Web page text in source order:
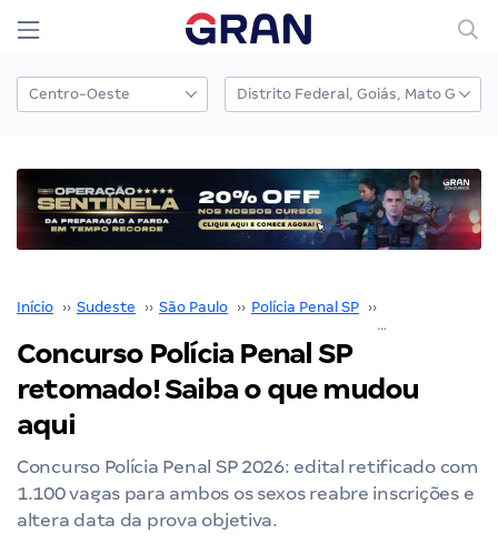
Início ›› Sudeste ›› São Paulo ›› Polícia Penal SP ››
Concurso Polícia Penal SP
retomado! Saiba o que mudou
aqui
Concurso Polícia Penal SP 2026: edital retificado com
1.100 vagas para ambos os sexos reabre inscrições e
altera data da prova objetiva.